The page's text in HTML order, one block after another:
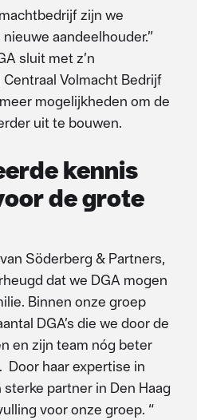
zijn we
aandeelhouder.”
sluit met z’n
Volmacht Bedrijf
mogelijkheden om de
uit te bouwen.
kennis
de grote
Söderberg & Partners,
dat we DGA mogen
Binnen onze groep
DGA’s die we door de
en zijn team nóg beter
Door haar expertise in
partner in Den Haag
voor onze groep. “